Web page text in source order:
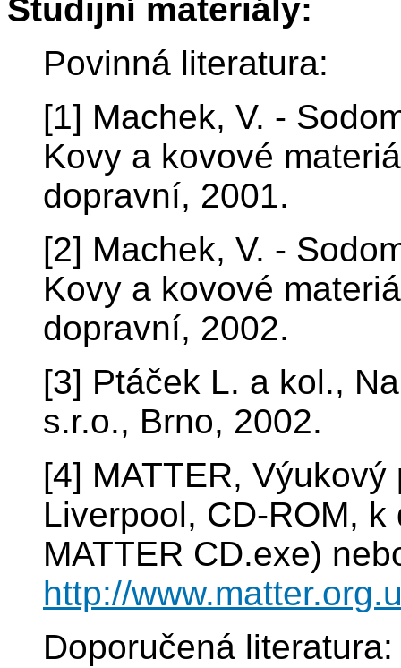
Studijní materiály:
Povinná literatura:
[1] Machek, V. -
Kovy a kovové
dopravní, 2001.
[2] Machek, V. -
Kovy a kovové
dopravní, 2002.
[3] Ptáček L. a kol.,
s.r.o., Brno, 2002.
[4] MATTER,
Liverpool, CD-ROM,
MATTER CD.exe)
http://
Doporučená literatura: